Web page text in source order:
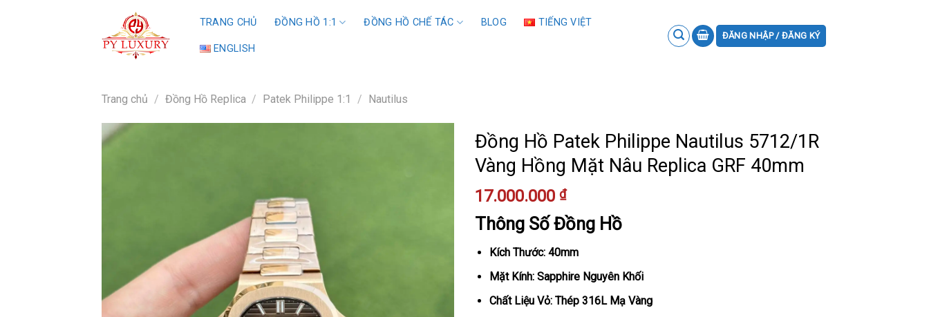
TRANG CHỦ ĐỒNG HỒ 1:1 ĐỒNG HỒ CHẾ TÁC BLOG TIẾNG VIỆT
ENGLISH
ĐĂNG NHẬP / ĐĂNG KÝ
Trang chủ / Đồng Hồ Replica / Patek Philippe 1:1 / Nautilus
Đồng Hồ Patek Philippe Nautilus 5712/1R
Vàng Hồng Mặt Nâu Replica GRF 40mm
17.000.000 ₫
Thông Số Đồng Hồ
Kích Thước: 40mm
Mặt Kính: Sapphire Nguyên Khối
Chất Liệu Vỏ: Thép 316L Mạ Vàng